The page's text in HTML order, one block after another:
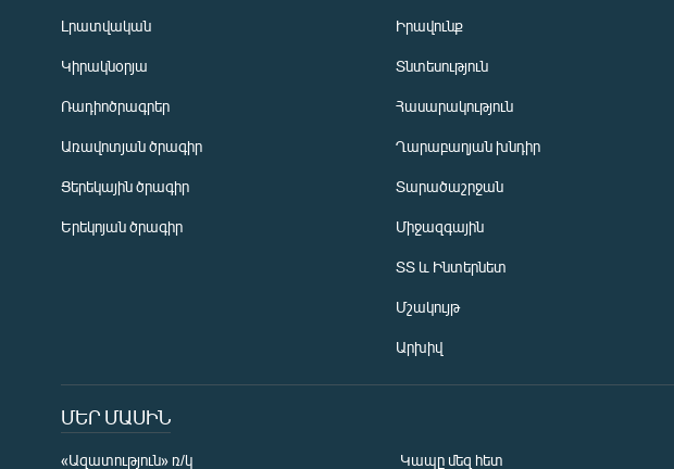
Լրատվական
Կիրակնօրյա
Ռադիոծրագրեր
Առավոտյան ծրագիր
Ցերեկային ծրագիր
Երեկոյան ծրագիր
Իրավունք
Տնտեսություն
Հասարակություն
Ղարաբաղյան խնդիր
Տարածաշրջան
Միջազգային
ՏՏ և Ինտերնետ
Մշակույթ
Արխիվ
ՄԵՐ ՄԱՍԻՆ
«Ազատություն» ռ/կ Կապը մեզ հետ